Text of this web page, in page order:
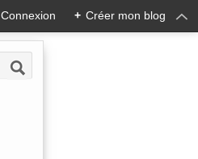
Connexion + Créer mon blog